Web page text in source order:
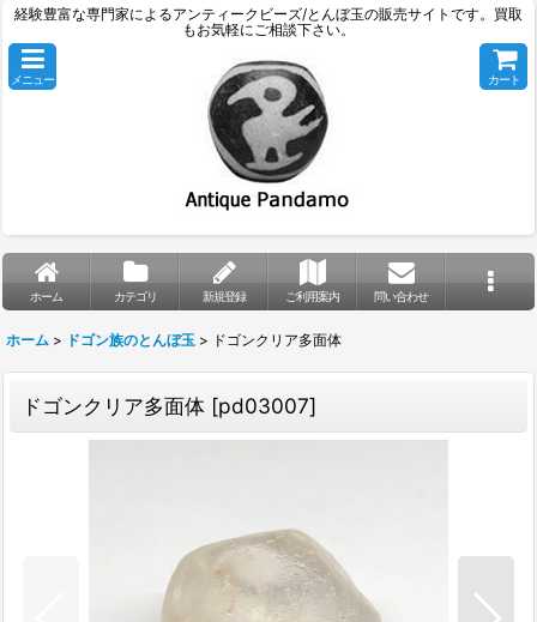
経験豊富な専門家によるアンティークビーズ/とんぼ玉の販売サイトです。買取
もお気軽にご相談下さい。
メニュー カート
ホーム カテゴリ 新規登録 ご利用案内 問い合わせ
ホーム > ドゴン族のとんぼ玉 > ドゴンクリア多面体
ドゴンクリア多面体 [pd03007]